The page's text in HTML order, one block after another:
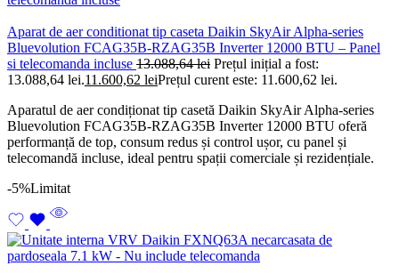
Aparat de aer conditionat tip caseta Daikin SkyAir Alpha-series
Bluevolution FCAG35B-RZAG35B Inverter 12000 BTU – Panel
si telecomanda incluse 13.088,64lei Prețul inițial a fost:
13.088,64 lei.11.600,62 leiPrețul curent este: 11.600,62 lei.
Aparatul de aer condiționat tip casetă Daikin SkyAir Alpha-series
Bluevolution FCAG35B-RZAG35B Inverter 12000 BTU oferă
performanță de top, consum redus și control ușor, cu panel și
telecomandă incluse, ideal pentru spații comerciale și rezidențiale.
-5%Limitat